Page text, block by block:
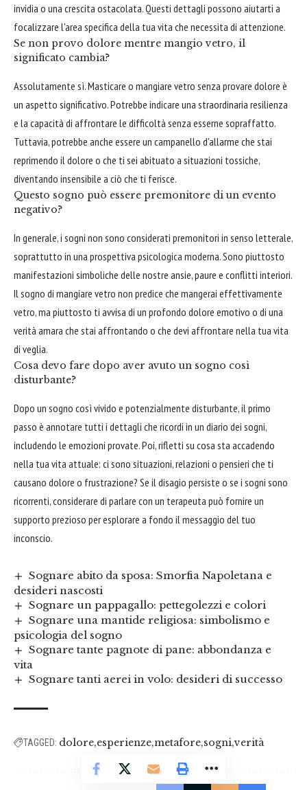
invidia o una crescita ostacolata. Questi dettagli possono aiutarti a
focalizzare l'area specifica della tua vita che necessita di attenzione.
Se non provo dolore mentre mangio vetro, il
significato cambia?
Assolutamente sì. Masticare o mangiare vetro senza provare dolore è
un aspetto significativo. Potrebbe indicare una straordinaria resilienza
e la capacità di affrontare le difficoltà senza esserne sopraffatto.
Tuttavia, potrebbe anche essere un campanello d'allarme che stai
reprimendo il dolore o che ti sei abituato a situazioni tossiche,
diventando insensibile a ciò che ti ferisce.
Questo sogno può essere premonitore di un evento
negativo?
In generale, i sogni non sono considerati premonitori in senso letterale,
soprattutto in una prospettiva psicologica moderna. Sono piuttosto
manifestazioni simboliche delle nostre ansie, paure e conflitti interiori.
Il sogno di mangiare vetro non predice che mangerai effettivamente
vetro, ma piuttosto ti avvisa di un profondo dolore emotivo o di una
verità amara che stai affrontando o che devi affrontare nella tua vita
di veglia.
Cosa devo fare dopo aver avuto un sogno così
disturbante?
Dopo un sogno così vivido e potenzialmente disturbante, il primo
passo è annotare tutti i dettagli che ricordi in un diario dei sogni,
includendo le emozioni provate. Poi, rifletti su cosa sta accadendo
nella tua vita attuale: ci sono situazioni, relazioni o pensieri che ti
causano dolore o frustrazione? Se il disagio persiste o se i sogni sono
ricorrenti, considerare di parlare con un terapeuta può fornire un
supporto prezioso per esplorare a fondo il messaggio del tuo
inconscio.
Sognare abito da sposa: Smorfia Napoletana e
desideri nascosti
Sognare un pappagallo: pettegolezzi e colori
Sognare una mantide religiosa: simbolismo e
psicologia del sogno
Sognare tante pagnote di pane: abbondanza e
vita
Sognare tanti aerei in volo: desideri di successo
TAGGED: dolore esperienze metafore sogni verità